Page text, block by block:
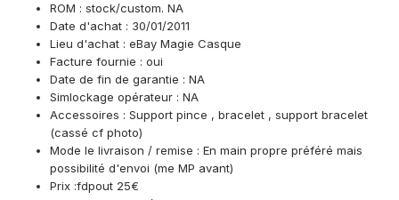
ROM : stock/custom. NA
Date d'achat : 30/01/2011
Lieu d'achat : eBay Magie Casque
Facture fournie : oui
Date de fin de garantie : NA
Simlockage opérateur : NA
Accessoires : Support pince , bracelet , support bracelet
(cassé cf photo)
Mode le livraison / remise : En main propre préféré mais
possibilité d'envoi (me MP avant)
Prix :fdpout 25€